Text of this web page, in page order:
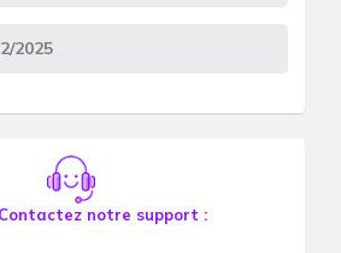
2025
notre support :